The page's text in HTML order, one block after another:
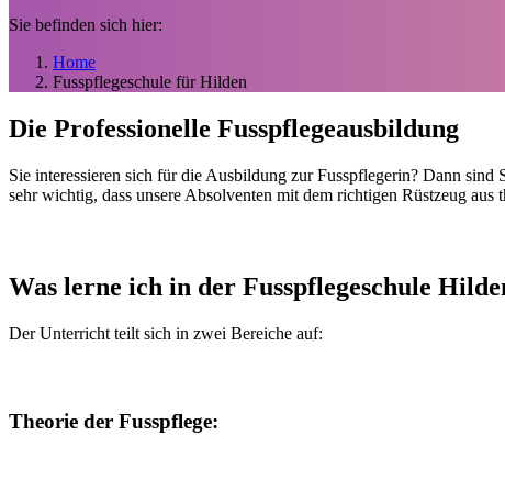
Sie befinden sich hier:
Home
Fusspflegeschule für Hilden
Die Professionelle Fusspflegeausbildung
Sie interessieren sich für die Ausbildung zur Fusspflegerin? Dann
sehr wichtig, dass unsere Absolventen mit dem richtigen Rüstzeug
Was lerne ich in der Fusspflegeschule
Der Unterricht teilt sich in zwei Bereiche auf:
Theorie der Fusspflege: